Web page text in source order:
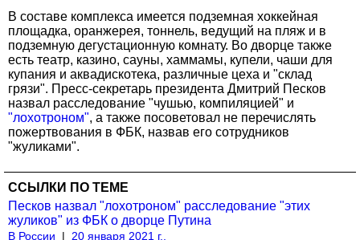
В составе комплекса имеется подземная хоккейная
площадка, оранжерея, тоннель, ведущий на пляж и в
подземную дегустационную комнату. Во дворце также
есть театр, казино, сауны, хаммамы, купели, чаши для
купания и аквадискотека, различные цеха и "склад
грязи". Пресс-секретарь президента Дмитрий Песков
назвал расследование "чушью, компиляцией" и
"лохотроном", а также посоветовал не перечислять
пожертвования в ФБК, назвав его сотрудников
"жуликами".
ССЫЛКИ ПО ТЕМЕ
Песков назвал "лохотроном" расследование "этих
жуликов" из ФБК о дворце Путина
В России | 20 января 2021 г.,